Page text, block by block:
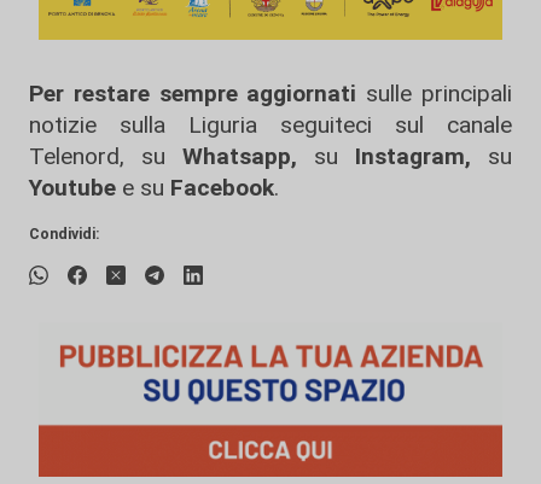
Per restare sempre aggiornati sulle principali
notizie sulla Liguria seguiteci sul canale
Telenord, su
Whatsapp, su Instagram, su
Youtube e su Facebook.
Condividi: